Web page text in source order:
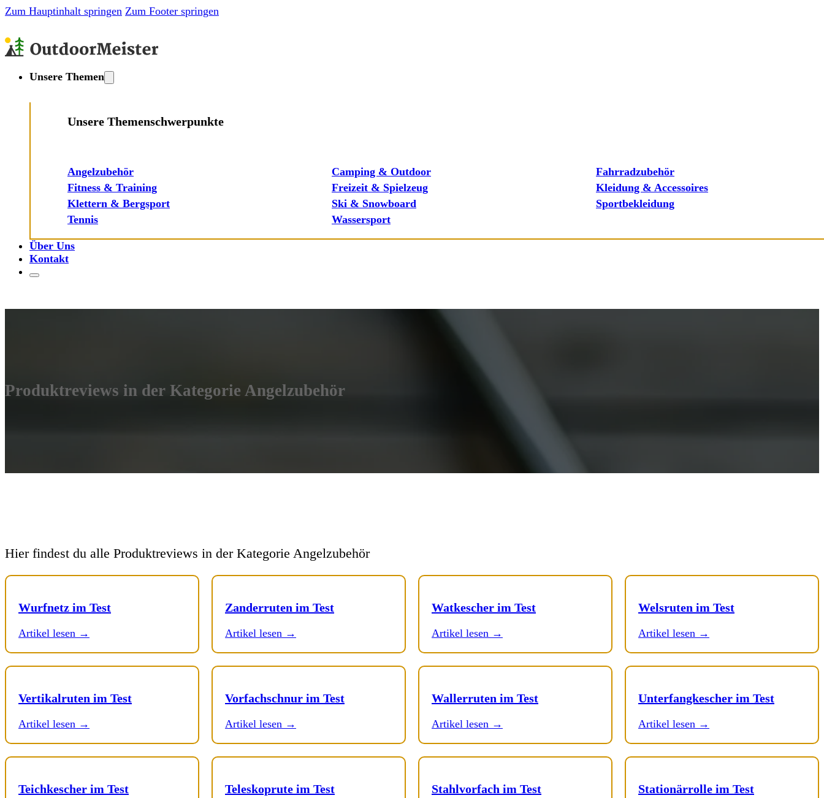
Zum Hauptinhalt springen Zum Footer springen
Unsere Themen
Unsere Themenschwerpunkte
Angelzubehör Camping & Outdoor
Fahrradzubehör
Fitness & Training
Freizeit & Spielzeug
Kleidung & Accessoires
Klettern & Bergsport
Ski & Snowboard
Sportbekleidung
Tennis
Wassersport
Über Uns
Kontakt
Produktreviews in der Kategorie Angelzubehör
Hier findest du alle Produktreviews in der Kategorie Angelzubehör
Wurfnetz im Test
Artikel lesen →
Zanderruten im Test
Artikel lesen →
Watkescher im Test
Artikel lesen →
Welsruten im Test
Artikel lesen →
Vertikalruten im Test
Artikel lesen →
Vorfachschnur im Test
Artikel lesen →
Wallerruten im Test
Artikel lesen →
Unterfangkescher im Test
Artikel lesen →
Teichkescher im Test Teleskoprute im Test Stahlvorfach im Test Stationärrolle im Test